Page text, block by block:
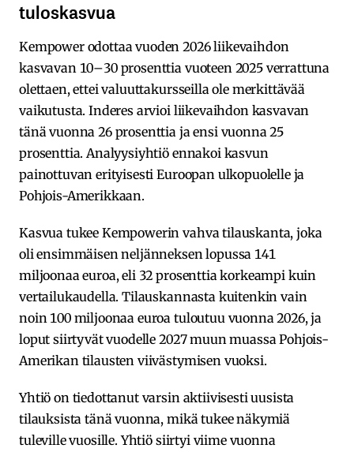
tuloskasvua
Kempower odottaa vuoden 2026 liikevaihdon
kasvavan 10–30 prosenttia vuoteen 2025 verrattuna
olettaen, ettei valuuttakursseilla ole merkittävää
vaikutusta. Inderes arvioi liikevaihdon kasvavan
tänä vuonna 26 prosenttia ja ensi vuonna 25
prosenttia. Analyysiyhtiö ennakoi kasvun
painottuvan erityisesti Euroopan ulkopuolelle ja
Pohjois-Amerikkaan.
Kasvua tukee Kempowerin vahva tilauskanta, joka
oli ensimmäisen neljänneksen lopussa 141
miljoonaa euroa, eli 32 prosenttia korkeampi kuin
vertailukaudella. Tilauskannasta kuitenkin vain
noin 100 miljoonaa euroa tuloutuu vuonna 2026, ja
loput siirtyvät vuodelle 2027 muun muassa Pohjois-
Amerikan tilausten viivästymisen vuoksi.
Yhtiö on tiedottanut varsin aktiivisesti uusista
tilauksista tänä vuonna, mikä tukee näkymiä
tuleville vuosille. Yhtiö siirtyi viime vuonna